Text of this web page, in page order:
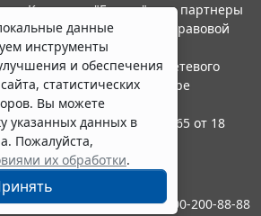
данные
инструменты
и обеспечения
статистических
Вы можете
указанных данных в
Пожалуйста,
их обработки.
Компания "Гарант" и ее партнеры
Российской ассоциации правовой
в качестве сетевого
службой по надзору в сфере
технологий и массовых
Эл № ФС77-58365 от 18
8-800-200-88-88